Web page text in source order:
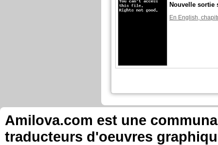
Nouvelle sortie
En English,
Amilova.com est une
traducteurs d'oeuvres